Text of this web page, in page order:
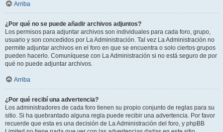
Arriba
¿Por qué no se puede añadir archivos adjuntos?
Los permisos para adjuntar archivos son individuales para cada foro, grupo,
usuario y son concedidos por La Administración. Tal vez La Administración no
permite adjuntar archivos en el foro en que se encuentra o solo ciertos grupos
pueden hacerlo. Comuníquese con La Administración si no está seguro de por
qué no puede adjuntar archivos.
Arriba
¿Por qué recibí una advertencia?
Los administradores de cada foro tienen su propio conjunto de reglas para su
sitio. Si ha quebrantado alguna regla puede recibir una advertencia. Por favor
recuerde que esta es una decisión de La Administración del foro, y phpBB